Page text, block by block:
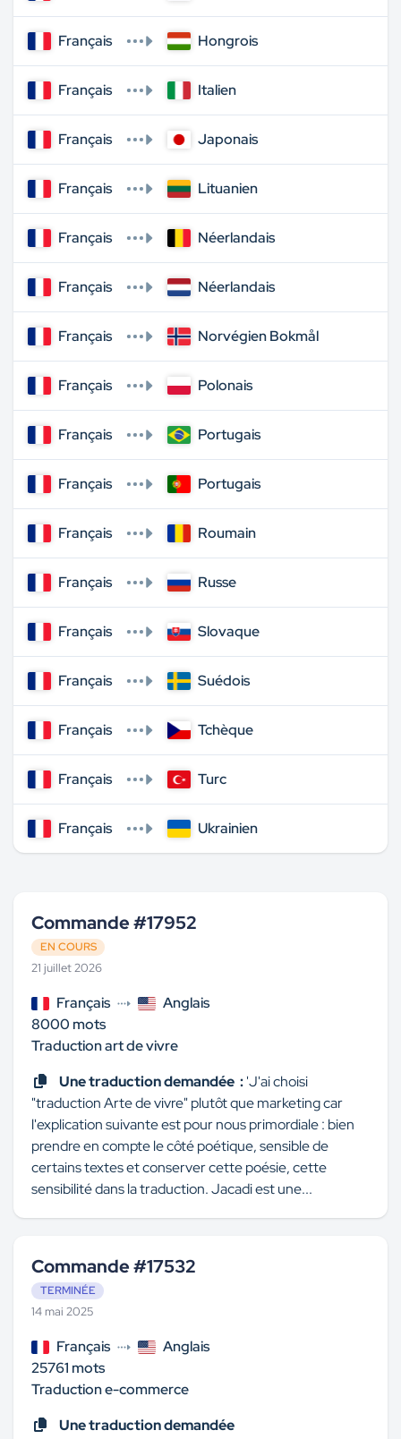
Français Hongrois
Français Italien
Français Japonais
Français Lituanien
Français Néerlandais
Français Néerlandais
Français Norvégien Bokmål
Français Polonais
Français Portugais
Français Portugais
Français Roumain
Français Russe
Français Slovaque
Français Suédois
Français Tchèque
Français Turc
Français Ukrainien
Commande #17952
EN COURS
21 juillet 2026
Français
Anglais
8000 mots
Traduction art de vivre
Une traduction demandée :'J'ai choisi
"traduction Arte de vivre" plutôt que marketing car
l'explication suivante est pour nous primordiale : bien
prendre en compte le côté poétique, sensible de
certains textes et conserver cette poésie, cette
sensibilité dans la traduction. Jacadi est une...
Commande #17532
TERMINÉE
14 mai 2025
Français
Anglais
25761 mots
Traduction e-commerce
Une traduction demandée